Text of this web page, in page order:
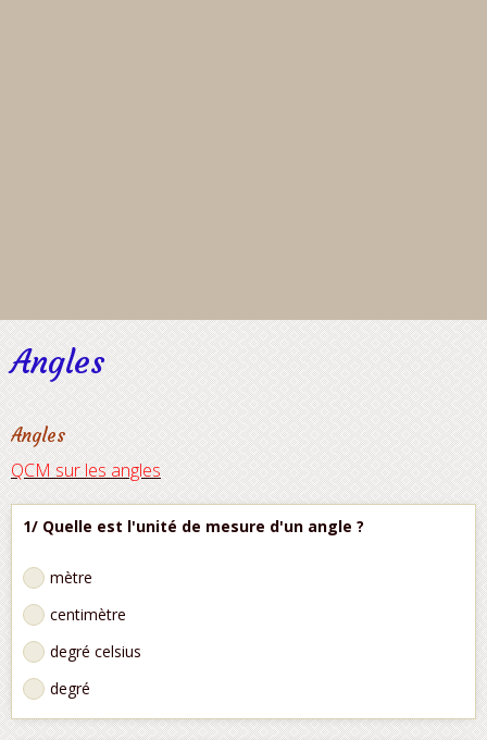
Angles
Angles
QCM sur les angles
1/ Quelle est l'unité de mesure d'un angle ?
mètre
centimètre
degré celsius
degré